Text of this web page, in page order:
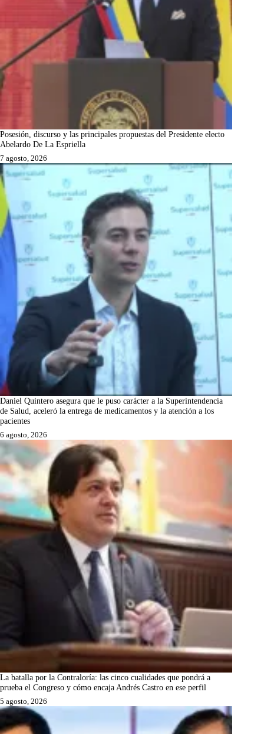
Posesión, discurso y las principales propuestas del Presidente electo
Abelardo De La Espriella
7 agosto, 2026
Daniel Quintero asegura que le puso carácter a la Superintendencia
de Salud, aceleró la entrega de medicamentos y la atención a los
pacientes
6 agosto, 2026
La batalla por la Contraloría: las cinco cualidades que pondrá a
prueba el Congreso y cómo encaja Andrés Castro en ese perfil
5 agosto, 2026